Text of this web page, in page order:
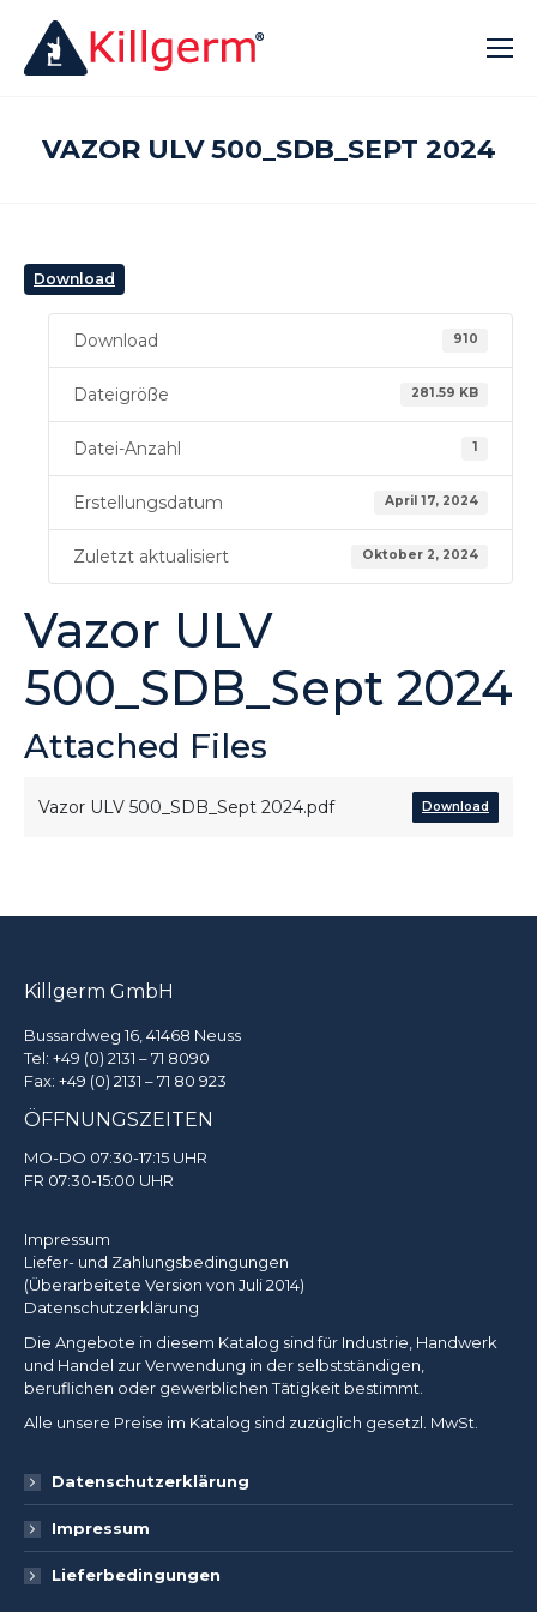
VAZOR ULV 500_SDB_SEPT 2024
Download
Download 910
Dateigröße 281.59 KB
Datei-Anzahl 1
Erstellungsdatum April 17, 2024
Zuletzt aktualisiert Oktober 2, 2024
Vazor ULV
500_SDB_Sept 2024
Attached Files
Vazor ULV 500_SDB_Sept 2024.pdf Download
Killgerm GmbH
Bussardweg 16, 41468 Neuss
Tel: +49 (0) 2131 – 71 8090
Fax: +49 (0) 2131 – 71 80 923
ÖFFNUNGSZEITEN
MO-DO 07:30-17:15 UHR
FR 07:30-15:00 UHR
Impressum
Liefer- und Zahlungsbedingungen
(Überarbeitete Version von Juli 2014)
Datenschutzerklärung
Die Angebote in diesem Katalog sind für Industrie, Handwerk
und Handel zur Verwendung in der selbstständigen,
beruflichen oder gewerblichen Tätigkeit bestimmt.
Alle unsere Preise im Katalog sind zuzüglich gesetzl. MwSt.
Datenschutzerklärung
Impressum
Lieferbedingungen